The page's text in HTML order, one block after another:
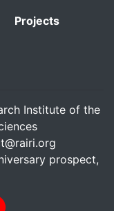
Projects
Institute of the
prospect,